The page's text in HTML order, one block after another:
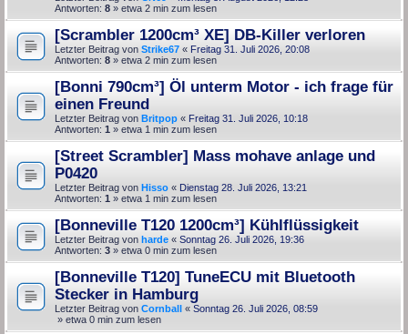
Antworten: 8 » etwa 2 min zum lesen
[Scrambler 1200cm³ XE] DB-Killer verloren
Letzter Beitrag von Strike67 « Freitag 31. Juli 2026, 20:08
Antworten: 8 » etwa 2 min zum lesen
[Bonni 790cm³] Öl unterm Motor - ich frage für
einen Freund
Letzter Beitrag von Britpop « Freitag 31. Juli 2026, 10:18
Antworten: 1 » etwa 1 min zum lesen
[Street Scrambler] Mass mohave anlage und
P0420
Letzter Beitrag von Hisso « Dienstag 28. Juli 2026, 13:21
Antworten: 1 » etwa 1 min zum lesen
[Bonneville T120 1200cm³] Kühlflüssigkeit
Letzter Beitrag von harde « Sonntag 26. Juli 2026, 19:36
Antworten: 3 » etwa 0 min zum lesen
[Bonneville T120] TuneECU mit Bluetooth
Stecker in Hamburg
Letzter Beitrag von Cornball « Sonntag 26. Juli 2026, 08:59
» etwa 0 min zum lesen